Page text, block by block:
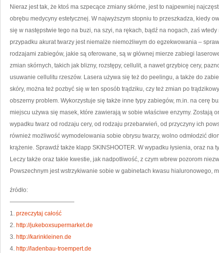
ONI
ŻE
Nieraz jest tak, że ktoś ma szpecące zmiany skórne, jest to najpewniej
obrębu medycyny estetycznej. W najwyższym stopniu to przeszkadza, kiedy
się w następstwie tego na buzi, na szyi, na rękach, bądź na nogach, zaś
przypadku akurat twarzy jest niemalże niemożliwym do egzekwowania –
rodzajami zabiegów, jakie są oferowane, są w głównej mierze zabiegi
zmian skórnych, takich jak blizny, rozstępy, cellulit, a nawet grzybicę cery,
usuwanie cellulitu rzeszów. Lasera używa się też do peelingu, a także do
skóry, można też pozbyć się w ten sposób trądziku, czy też zmian po
obszerny problem. Wykorzystuje się także inne typy zabiegów, m.in. na cerę
miejscu używa się masek, które zawierają w sobie właściwe enzymy. Zostają
wypadku twarz od rodzaju cery, od rodzaju przebarwień, od przyczyny ich
również możliwość wymodelowania sobie obrysu twarzy, wolno odmłodzić
krążenie. Sprawdź także klapp SKINSHOOTER. W wypadku łysienia, oraz na
Leczy także oraz takie kwestie, jak nadpotliwość, z czym wbrew pozorom
Powszechnym jest wstrzykiwanie sobie w gabinetach kwasu hialuronowego,
źródło:
———————————
1. przeczytaj całość
2. http://jukeboxsupermarket.de
3. http://karinkleinen.de
4. http://ladenbau-troempert.de